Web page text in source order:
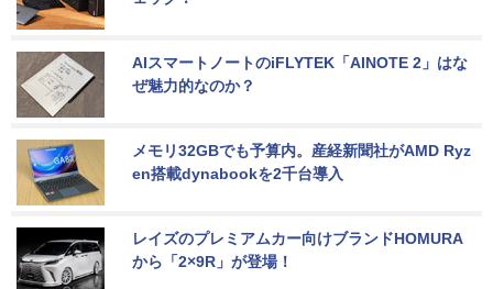
AIスマートノートのiFLYTEK「AINOTE 2」はな
ぜ魅力的なのか？
メモリ32GBでも予算内。産経新聞社がAMD Ryz
en搭載dynabookを2千台導入
レイズのプレミアムカー向けブランドHOMURA
から「2×9R」が登場！